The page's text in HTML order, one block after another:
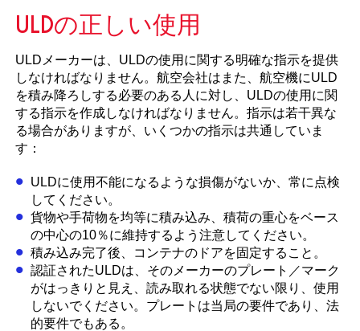
ULDの正しい使用
ULDメーカーは、ULDの使用に関する明確な指示を提供
しなければなりません。航空会社はまた、航空機にULD
を積み降ろしする必要のある人に対し、ULDの使用に関
する指示を作成しなければなりません。指示は若干異な
る場合がありますが、いくつかの指示は共通していま
す：
ULDに使用不能になるような損傷がないか、常に点検
してください。
貨物や手荷物を均等に積み込み、積荷の重心をベース
の中心の10％に維持するよう注意してください。
積み込み完了後、コンテナのドアを固定すること。
認証されたULDは、そのメーカーのプレート／マーク
がはっきりと見え、読み取れる状態でない限り、使用
しないでください。プレートは当局の要件であり、法
的要件でもある。